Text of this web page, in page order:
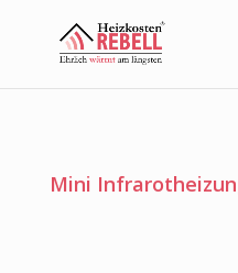
Mini